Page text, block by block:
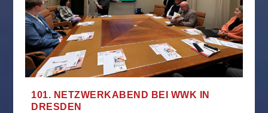
101. NETZWERKABEND BEI WWK IN
DRESDEN